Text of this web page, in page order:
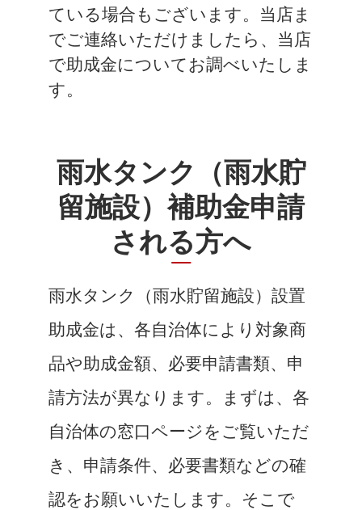
ている場合もございます。当店ま
でご連絡いただけましたら、当店
で助成金についてお調べいたしま
す。
雨水タンク（雨水貯
留施設）補助金申請
される方へ
雨水タンク（雨水貯留施設）設置
助成金は、各自治体により対象商
品や助成金額、必要申請書類、申
請方法が異なります。まずは、各
自治体の窓口ページをご覧いただ
き、申請条件、必要書類などの確
認をお願いいたします。そこで